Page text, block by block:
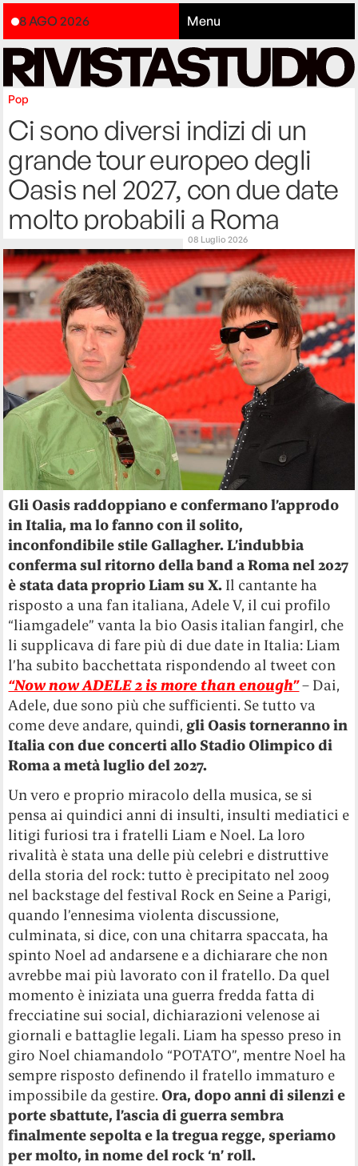
8 AGO 2026 Menu
Pop
Ci sono diversi indizi di un
grande tour europeo degli
Oasis nel 2027, con due date
molto probabili a Roma
08 Luglio 2026
Gli Oasis raddoppiano e confermano l’approdo
in Italia, ma lo fanno con il solito,
inconfondibile stile Gallagher.L’indubbia
conferma sul ritorno della band a Roma nel 2027
è stata data proprio Liam su X. Il cantante ha
risposto a una fan italiana, Adele V, il cui profilo
“liamgadele” vanta la bio Oasis italian fangirl, che
li supplicava di fare più di due date in Italia: Liam
l’ha subito bacchettata rispondendo al tweet con
“Now now ADELE 2 is more than enough”– Dai,
Adele, due sono più che sufficienti. Se tutto va
come deve andare, quindi, gli Oasis torneranno in
Italia con due concerti allo Stadio Olimpico di
Roma a metà luglio del 2027.
Un vero e proprio miracolo della musica, se si
pensa ai quindici anni di insulti, insulti mediatici e
litigi furiosi tra i fratelli Liam e Noel. La loro
rivalità è stata una delle più celebri e distruttive
della storia del rock: tutto è precipitato nel 2009
nel backstage del festival Rock en Seine a Parigi,
quando l’ennesima violenta discussione,
culminata, si dice, con una chitarra spaccata, ha
spinto Noel ad andarsene e a dichiarare che non
avrebbe mai più lavorato con il fratello. Da quel
momento è iniziata una guerra fredda fatta di
frecciatine sui social, dichiarazioni velenose ai
giornali e battaglie legali. Liam ha spesso preso in
giro Noel chiamandolo “POTATO”, mentre Noel ha
sempre risposto definendo il fratello immaturo e
impossibile da gestire.Ora, dopo anni di silenzi e
porte sbattute, l’ascia di guerra sembra
finalmente sepolta e la tregua regge, speriamo
per molto, in nome del rock ‘n’ roll.